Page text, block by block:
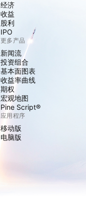
经济
收益
股利
IPO
更多产品
新闻流
投资组合
基本面图表
收益率曲线
期权
宏观地图
Pine Script®
应用程序
移动版
电脑版